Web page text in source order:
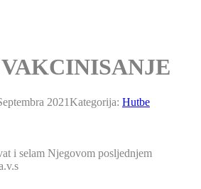
2021Kategorija: Hutbe
i selam Njegovom posljednjem